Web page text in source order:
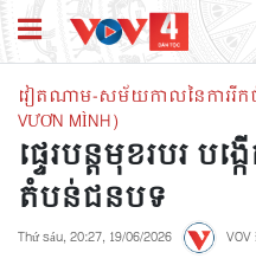
វៀតណាម-សម័យកាលនៃការរីកចំរ
VƯƠN MÌNH)
ផ្ទេរបន្តមុខរបរ ប
តំបន់ជនបទ
Thứ sáu, 20:27, 19/06/2026